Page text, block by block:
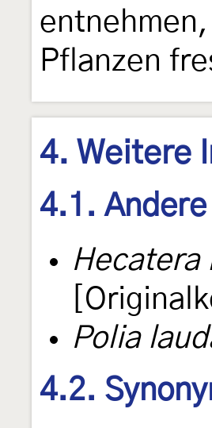
Pflanzen
4. Weitere
4.1.
Hecatera
Polia
4.2.